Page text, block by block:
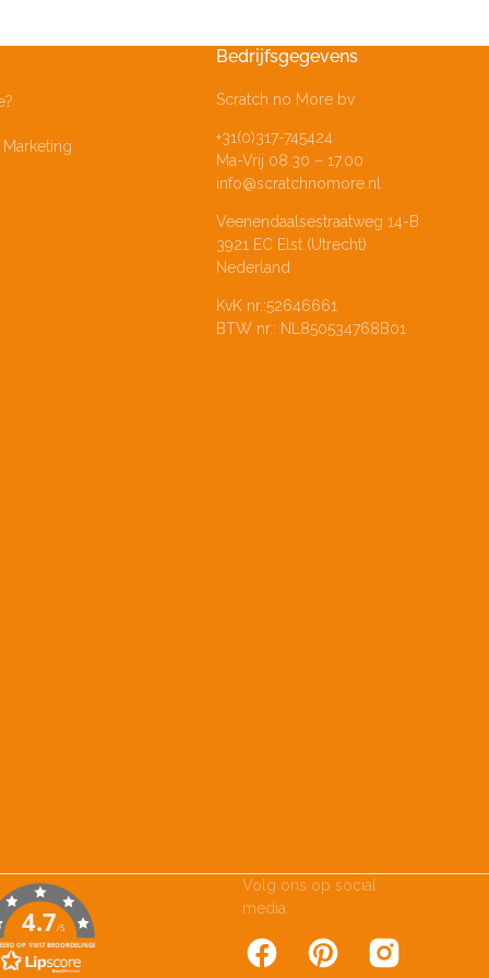
Bedrijfsgegevens
Scratch no More bv
+31(0)317-745424
Ma-Vrij 08.30 – 17.00
info@scratchnomore.nl
Veenendaalsestraatweg 14-B
3921 EC Elst (Utrecht)
Nederland
KvK nr.:52646661
BTW nr.: NL850534768B01
4.7/5
OP 11617 BEOORDELINGEN
Volg ons op social
media:
FacebookPinterestInstagram